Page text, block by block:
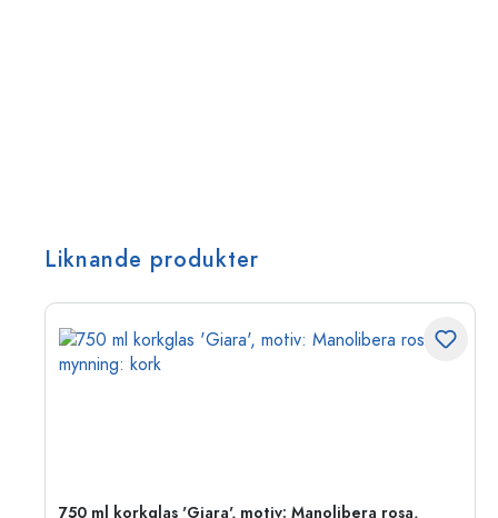
Liknande produkter
750 ml korkglas 'Giara', motiv: Manolibera rosa,